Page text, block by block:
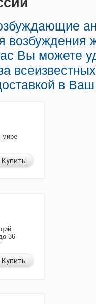
Вы можете
в Ваш
мире
Купить
36
Купить